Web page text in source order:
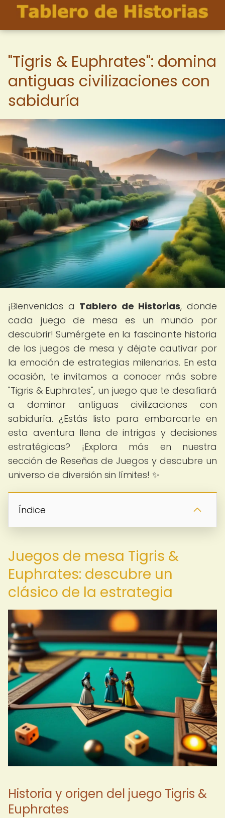
"Tigris & Euphrates": domina
antiguas civilizaciones con
sabiduría
¡Bienvenidos a Tablero de Historias, donde
cada juego de mesa es un mundo por
descubrir! Sumérgete en la fascinante historia
de los juegos de mesa y déjate cautivar por
la emoción de estrategias milenarias. En esta
ocasión, te invitamos a conocer más sobre
"Tigris & Euphrates", un juego que te desafiará
a dominar antiguas civilizaciones con
sabiduría. ¿Estás listo para embarcarte en
esta aventura llena de intrigas y decisiones
estratégicas? ¡Explora más en nuestra
sección de Reseñas de Juegos y descubre un
universo de diversión sin límites! ✨
Índice
Juegos de mesa Tigris &
Euphrates: descubre un
clásico de la estrategia
Historia y origen del juego Tigris &
Euphrates